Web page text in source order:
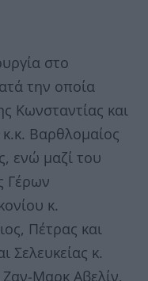
στο
την οποία
Κωνσταντίας και
Βαρθλομαίος
ενώ μαζί του
Γέρων
κ.
Πέτρας και
Σελευκείας κ.
Μαρκ Αβελίν,